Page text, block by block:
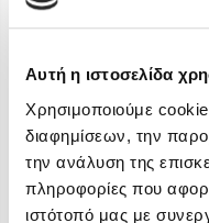
Αυτή η ιστοσελίδα
Χρησιμοποιούμε
διαφημίσεων, την
την ανάλυση της
πληροφορίες που
ιστότοπό μας με
3 βιβλία βασισμένα σε
Μια λέξη που συχνά
Τι είναι η
Συγχαρητήρια, Πέθανες!
μυθολογίας
Εύκολη συνταγή για
3 βιβλία που μπορείς να
Φλώρα Παπαδοπούλου